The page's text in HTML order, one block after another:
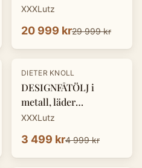
XXXLutz
20 999 kr29 999 kr
-30%
DIETER KNOLL
DESIGNFÅTÖLJ i
metall, läder
cognacfärgad
XXXLutz
3 499 kr4 999 kr